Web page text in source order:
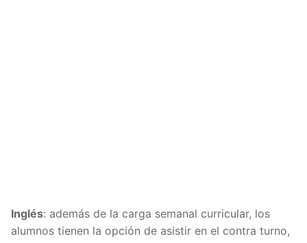
Inglés: además de la carga semanal curricular, los
alumnos tienen la opción de asistir en el contra turno,